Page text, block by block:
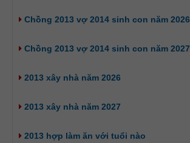
Chồng 2013 vợ 2014 sinh con năm 2026
Chồng 2013 vợ 2014 sinh con năm 2027
2013 xây nhà năm 2026
2013 xây nhà năm 2027
2013 hợp làm ăn với tuổi nào